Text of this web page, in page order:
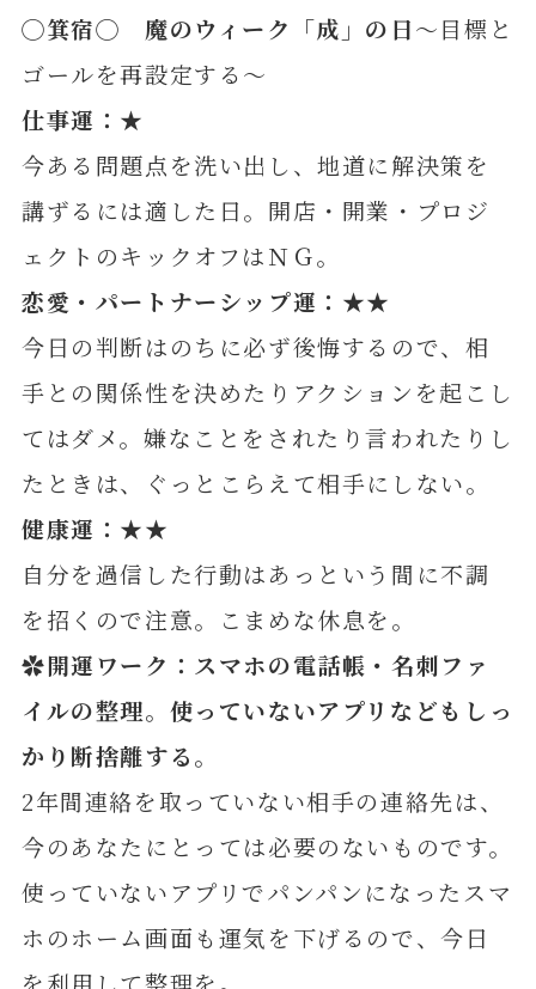
◯箕宿◯ 魔のウィーク「成」の日～目標と
ゴールを再設定する～
仕事運：★
今ある問題点を洗い出し、地道に解決策を
講ずるには適した日。開店・開業・プロジ
ェクトのキックオフはＮＧ。
恋愛・パートナーシップ運：★★
今日の判断はのちに必ず後悔するので、相
手との関係性を決めたりアクションを起こし
てはダメ。嫌なことをされたり言われたりし
たときは、ぐっとこらえて相手にしない。
健康運：★★
自分を過信した行動はあっという間に不調
を招くので注意。こまめな休息を。
✿開運ワーク：スマホの電話帳・名刺ファ
イルの整理。使っていないアプリなどもしっ
かり断捨離する。
2年間連絡を取っていない相手の連絡先は、
今のあなたにとっては必要のないものです。
使っていないアプリでパンパンになったスマ
ホのホーム画面も運気を下げるので、今日